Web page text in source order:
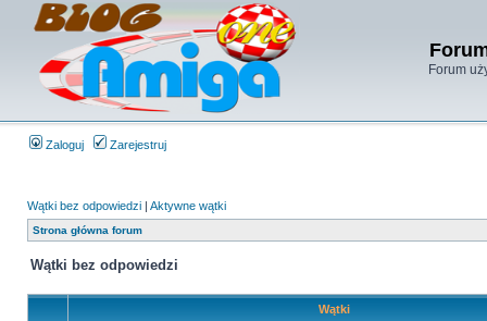
Forum
Zaloguj Zarejestruj
Wątki bez odpowiedzi | Aktywne wątki
Strona główna forum
Wątki bez odpowiedzi
Wątki